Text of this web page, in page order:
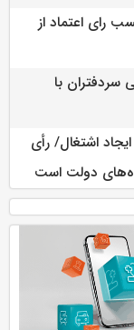
رای اعتماد از
سردفتران با
اشتغال/ رأی
دولت است